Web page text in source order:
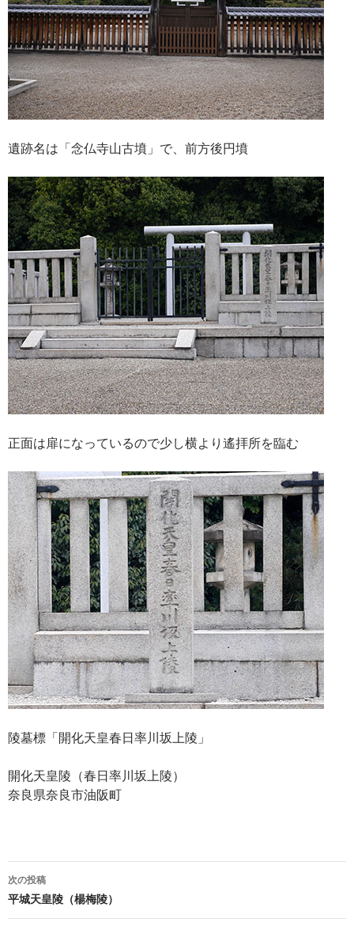
遺跡名は「念仏寺山古墳」で、前方後円墳
正面は扉になっているので少し横より遙拝所を臨む
陵墓標「開化天皇春日率川坂上陵」
開化天皇陵（春日率川坂上陵）
奈良県奈良市油阪町
投
稿
次の投稿
平城天皇陵（楊梅陵）